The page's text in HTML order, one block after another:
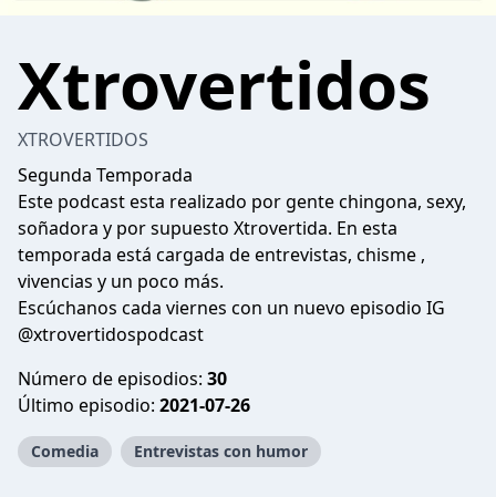
Xtrovertidos
XTROVERTIDOS
Segunda Temporada
Este podcast esta realizado por gente chingona, sexy,
soñadora y por supuesto Xtrovertida. En esta
temporada está cargada de entrevistas, chisme ,
vivencias y un poco más.
Escúchanos cada viernes con un nuevo episodio IG
@xtrovertidospodcast
Número de episodios: 30
Último episodio: 2021-07-26
Comedia Entrevistas con humor